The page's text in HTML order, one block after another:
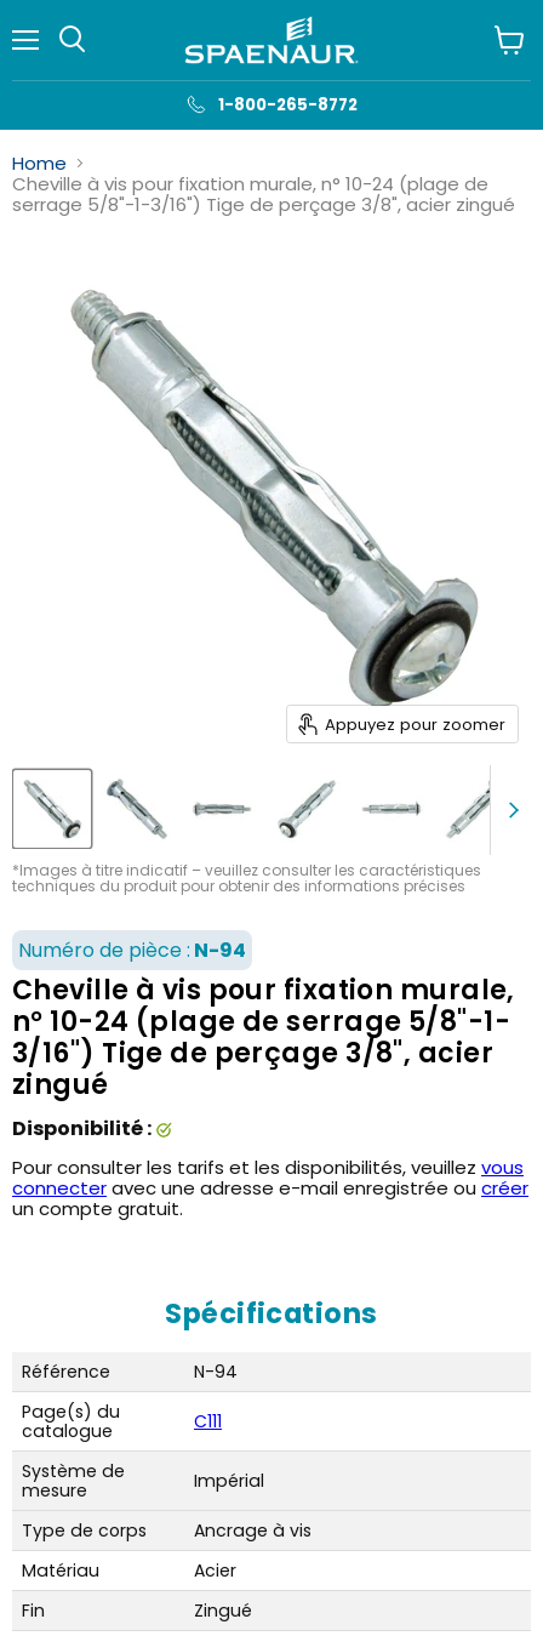
1-800-265-8772
le
Home
Cheville à vis pour fixation murale, n° 10-24 (plage de
serrage 5/8"-1-3/16") Tige de perçage 3/8", acier zingué
Appuyez pour zoomer
*Images à titre indicatif – veuillez consulter les caractéristiques
techniques du produit pour obtenir des informations précises
Numéro de pièce : N-94
Cheville à vis pour fixation murale,
n° 10-24 (plage de serrage 5/8"-1-
3/16") Tige de perçage 3/8", acier
zingué
Disponibilité :
Pour consulter les tarifs et les disponibilités, veuillez vous
connecteravec une adresse e-mail enregistrée ou créer
un compte gratuit.
Spécifications
Référence
N-94
Page(s) du
catalogue
C111
Système de
mesure
Impérial
Type de corps
Ancrage à vis
Matériau
Acier
Fin
Zingué